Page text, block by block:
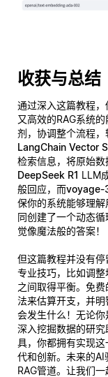
收获与总结
通过深入这篇教程
又高效的RAG系统
剂，协调整个流程
LangChain Vector
检索信息，将原始数
DeepSeek R1 LLM
般回应，而voyage-
保你的系统能够理
同创建了一个动态
觉像魔法般的答案！
但这篇教程并没有
专业技巧，比如调
之间取得平衡。免费
法来估算开支，并
会发生什么！无论
深入挖掘数据的研
具，你都拥有实现
代和创新。未来的
RAG管道。让我们